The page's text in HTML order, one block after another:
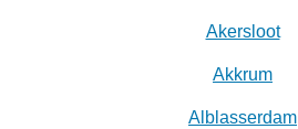
Akersloot
Akkrum
Alblasserdam